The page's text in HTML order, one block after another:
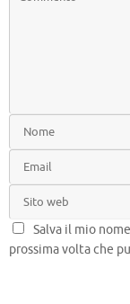
Salva il mio
prossima volta che